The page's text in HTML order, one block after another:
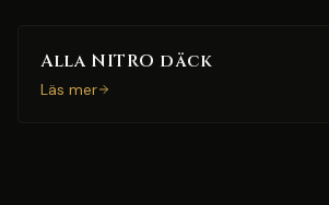
Alla NITRO däck
Läs mer